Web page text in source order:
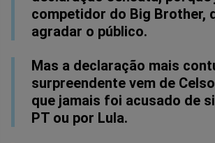
competidor do Big Brother,
agradar o público.
Mas a declaração mais
surpreendente vem de
que jamais foi acusado de
PT ou por Lula.